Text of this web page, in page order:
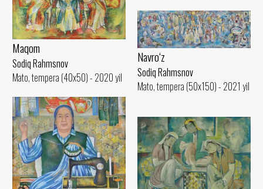
Maqom
Sodiq Rahmsnov
Mato, tempera (40x50) - 2020 yil
Navro‘z
Sodiq Rahmsnov
Mato, tempera (50x150) - 2021 yil